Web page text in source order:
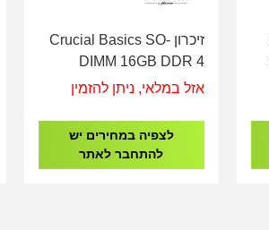
זיכרון Crucial Basics SO-
DIMM 16GB DDR 4
3200Mhz
אזל במלאי, ניתן להזמין
לצפיה במחירים יש
להתחבר לאתר